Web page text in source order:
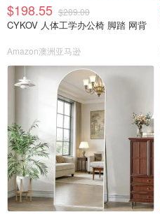
$198.55 $289.00
CYKOV 人体工学办公椅 脚踏 网背
Amazon澳洲亚马逊